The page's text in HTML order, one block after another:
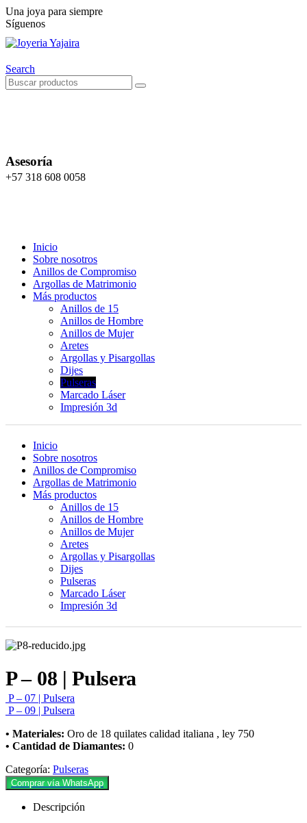
Una joya para siempre
Síguenos
Search
Asesoría
+57 318 608 0058
Inicio
Sobre nosotros
Anillos de Compromiso
Argollas de Matrimonio
Más productos
Anillos de 15
Anillos de Hombre
Anillos de Mujer
Aretes
Argollas y Pisargollas
Dijes
Pulseras
Marcado Láser
Impresión 3d
Inicio
Sobre nosotros
Anillos de Compromiso
Argollas de Matrimonio
Más productos
Anillos de 15
Anillos de Hombre
Anillos de Mujer
Aretes
Argollas y Pisargollas
Dijes
Pulseras
Marcado Láser
Impresión 3d
P – 08 | Pulsera
P – 07 | Pulsera
P – 09 | Pulsera
• Materiales: Oro de 18 quilates calidad italiana , ley 750
• Cantidad de Diamantes: 0
Categoría: Pulseras
Comprar vía WhatsApp
Descripción